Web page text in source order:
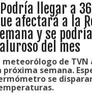
llegar a
afectará a la
y se
del mes
meteorólogo de
próxima semana.
se